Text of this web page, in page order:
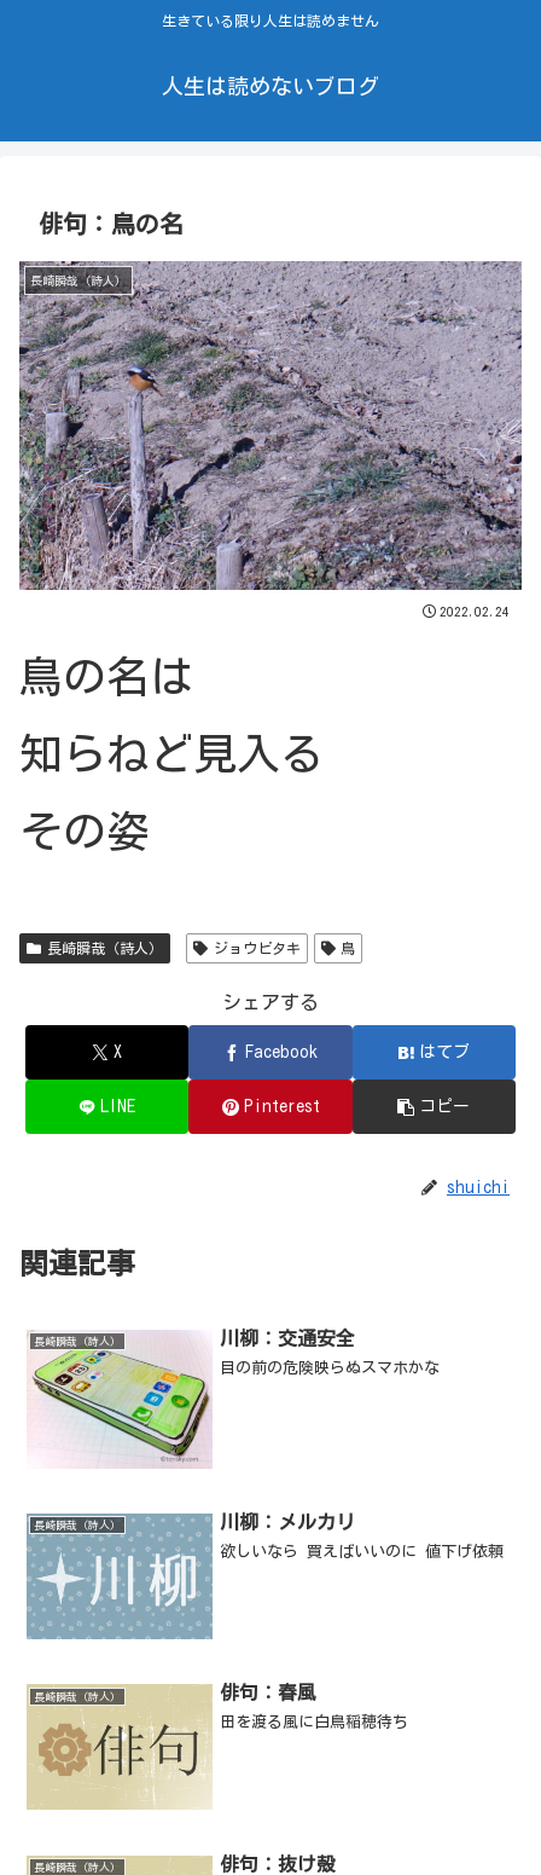
生きている限り人生は読めません
人生は読めないブログ
俳句：鳥の名
長崎瞬哉（詩人）
2022.02.24
鳥の名は
知らねど見入る
その姿
長崎瞬哉（詩人） ジョウビタキ 鳥
シェアする
X Facebook はてブ
LINE Pinterest コピー
shuichi
関連記事
長崎瞬哉（詩人） 川柳：交通安全
目の前の危険映らぬスマホかな
長崎瞬哉（詩人） 川柳：メルカリ
欲しいなら 買えばいいのに 値下げ依頼
長崎瞬哉（詩人） 俳句：春風
田を渡る風に白鳥稲穂待ち
長崎瞬哉（詩人） 俳句：抜け殻